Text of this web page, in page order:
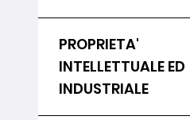
PROPRIETA'
INTELLETTUALE ED
INDUSTRIALE